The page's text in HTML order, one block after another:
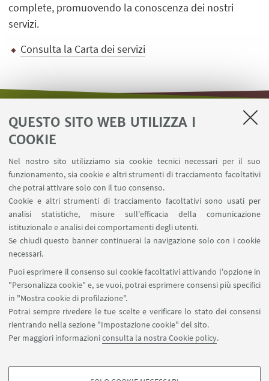
QUESTO SITO WEB UTILIZZA I
COOKIE
Nel nostro sito utilizziamo sia cookie tecnici necessari per il suo
funzionamento, sia cookie e altri strumenti di tracciamento facoltativi
che potrai attivare solo con il tuo consenso.
Cookie e altri strumenti di tracciamento facoltativi sono usati per
analisi statistiche, misure sull'efficacia della comunicazione
istituzionale e analisi dei comportamenti degli utenti.
Se chiudi questo banner continuerai la navigazione solo con i cookie
necessari.
Puoi esprimere il consenso sui cookie facoltativi attivando l'opzione in
"Personalizza cookie" e, se vuoi, potrai esprimere consensi più specifici
in "Mostra cookie di profilazione".
Potrai sempre rivedere le tue scelte e verificare lo stato dei consensi
rientrando nella sezione "Impostazione cookie" del sito.
Per maggiori informazioniconsulta la nostra Cookie policy.
complete, promuovendo la conoscenza dei nostri
servizi.
Consulta la Carta dei servizi
LINK UTILI
Contatti
Carta dei servizi
SEGUI IL DIPARTIMENTO SU:
SEGUI UNIBO SU:
APP: